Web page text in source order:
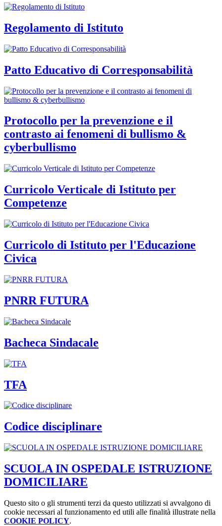
Regolamento di Istituto
Patto Educativo di Corresponsabilità
Protocollo per la prevenzione e il
contrasto ai fenomeni di bullismo &
cyberbullismo
Curricolo Verticale di Istituto per
Competenze
Curricolo di Istituto per l'Educazione
Civica
PNRR FUTURA
Bacheca Sindacale
TFA
Codice disciplinare
SCUOLA IN OSPEDALE ISTRUZIONE
DOMICILIARE
Questo sito o gli strumenti terzi da questo utilizzati si avvalgono di
cookie necessari al funzionamento ed utili alle finalità illustrate nella
COOKIE POLICY.